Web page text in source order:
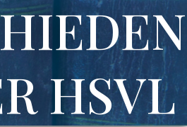
HSVL